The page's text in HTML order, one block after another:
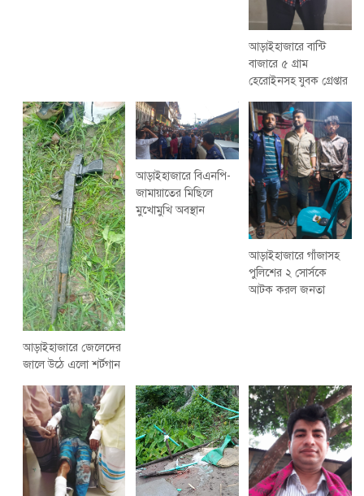
আড়াইহাজারে বান্টি
বাজারে ৫ গ্রাম
হেরোইনসহ যুবক গ্রেপ্তার
আড়াইহাজারে জেলেদের
জালে উঠে এলো শর্টগান
আড়াইহাজারে বিএনপি-
জামায়াতের মিছিলে
মুখোমুখি অবস্থান
আড়াইহাজারে গাঁজাসহ
পুলিশের ২ সোর্সকে
আটক করল জনতা